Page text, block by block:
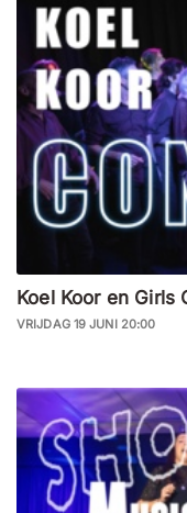
Koel Koor en Girls
VRIJDAG 19 JUNI 20:00